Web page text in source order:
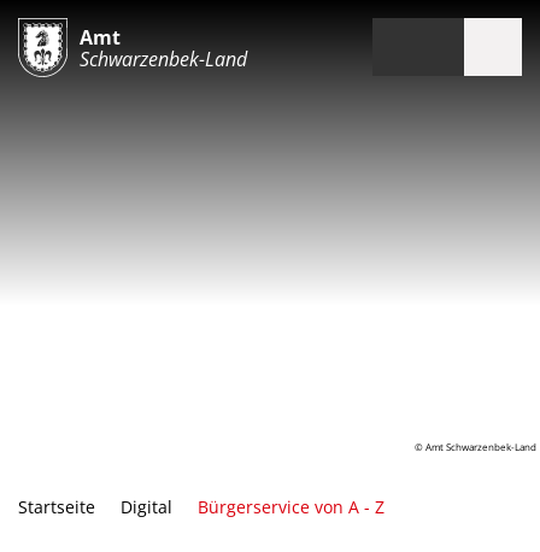
Amt
Schwarzenbek-Land
© Amt Schwarzenbek-Land
Startseite Digital Bürgerservice von A - Z